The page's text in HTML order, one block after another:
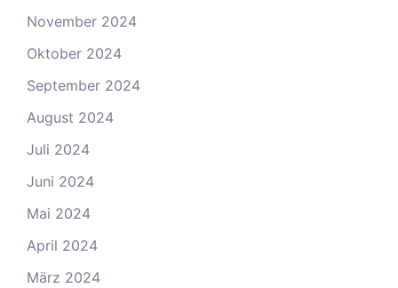
November 2024
Oktober 2024
September 2024
August 2024
Juli 2024
Juni 2024
Mai 2024
April 2024
März 2024